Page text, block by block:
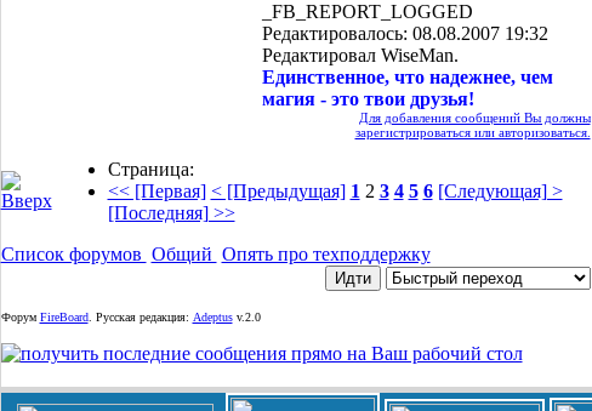
_FB_REPORT_LOGGED
Редактировалось: 08.08.2007 19:32
Редактировал WiseMan.
Единственное, что надежнее, чем
магия - это твои друзья!
Для добавления сообщений Вы должны
зарегистрироваться или авторизоваться.
Страница:
<< [Первая] < [Предыдущая] 1 2 3 4 5 6 [Следующая] >
[Последняя] >>
Список форумов Общий Опять про техподдержку
Форум FireBoard. Русская редакция: Adeptusv.2.0